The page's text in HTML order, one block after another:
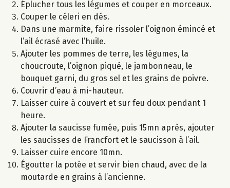
Éplucher tous les légumes et couper en morceaux.
Couper le céleri en dés.
Dans une marmite, faire rissoler l’oignon émincé et
l’ail écrasé avec l’huile.
Ajouter les pommes de terre, les légumes, la
choucroute, l’oignon piqué, le jambonneau, le
bouquet garni, du gros sel et les grains de poivre.
Couvrir d’eau à mi-hauteur.
Laisser cuire à couvert et sur feu doux pendant 1
heure.
Ajouter la saucisse fumée, puis 15mn après, ajouter
les saucisses de Francfort et le saucisson à l’ail.
Laisser cuire encore 10mn.
Égoutter la potée et servir bien chaud, avec de la
moutarde en grains à l’ancienne.